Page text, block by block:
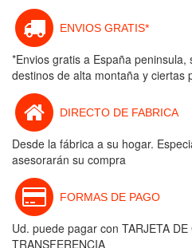
ENVIOS GRATIS*
*Envios gratis a España peninsula,
destinos de alta montaña y ciertas
DIRECTO DE FABRICA
Desde la fábrica a su hogar.
asesorarán su compra
FORMAS DE PAGO
Ud. puede pagar con TARJETA
TRANSFERENCIA